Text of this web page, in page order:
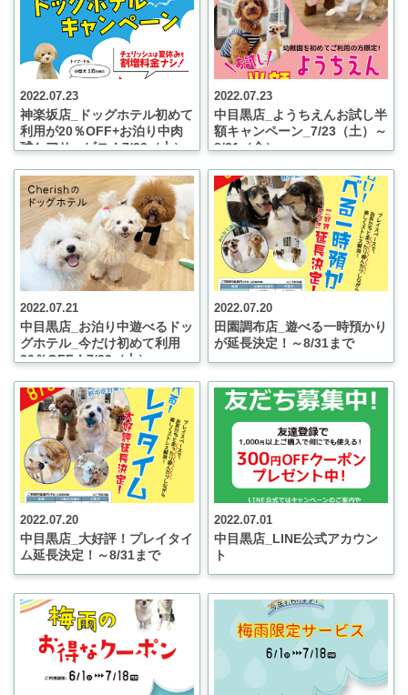
2022.07.23
神楽坂店_ドッグホテル初めて
利用が20％OFF+お泊り中肉
球ケアサービス！7/23（土）
2022.07.23
中目黒店_ようちえんお試し半
額キャンペーン_7/23（土）～
8/31（金）
2022.07.21
中目黒店_お泊り中遊べるドッ
グホテル_今だけ初めて利用
20％OFF！7/23（土）～
2022.07.20
田園調布店_遊べる一時預かり
が延長決定！～8/31まで
2022.07.20
中目黒店_大好評！プレイタイ
ム延長決定！～8/31まで
2022.07.01
中目黒店_LINE公式アカウン
ト